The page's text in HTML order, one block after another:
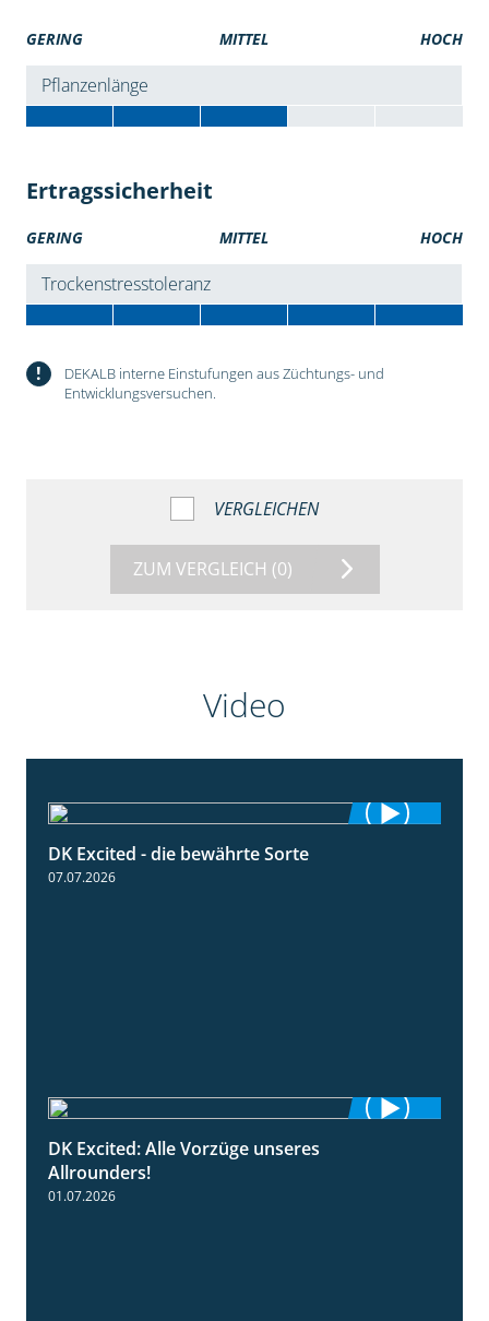
GERING MITTEL HOCH
Pflanzenlänge
Ertragssicherheit
GERING MITTEL HOCH
Trockenstresstoleranz
!
DEKALB interne Einstufungen aus Züchtungs- und
Entwicklungsversuchen.
VERGLEICHEN
ZUM VERGLEICH (0)
Video
DK Excited - die bewährte Sorte
07.07.2026
DK Excited: Alle Vorzüge unseres
Allrounders!
01.07.2026